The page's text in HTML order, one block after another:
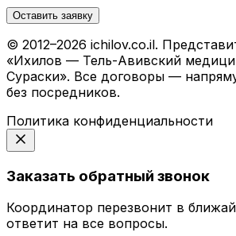
Оставить заявку
© 2012–2026 ichilov.co.il.
«Ихилов — Тель-Авивский
Сураски». Все договоры —
без посредников.
Политика конфиденциальности
Заказать обратный звонок
Координатор перезвонит в
ответит на все вопросы.